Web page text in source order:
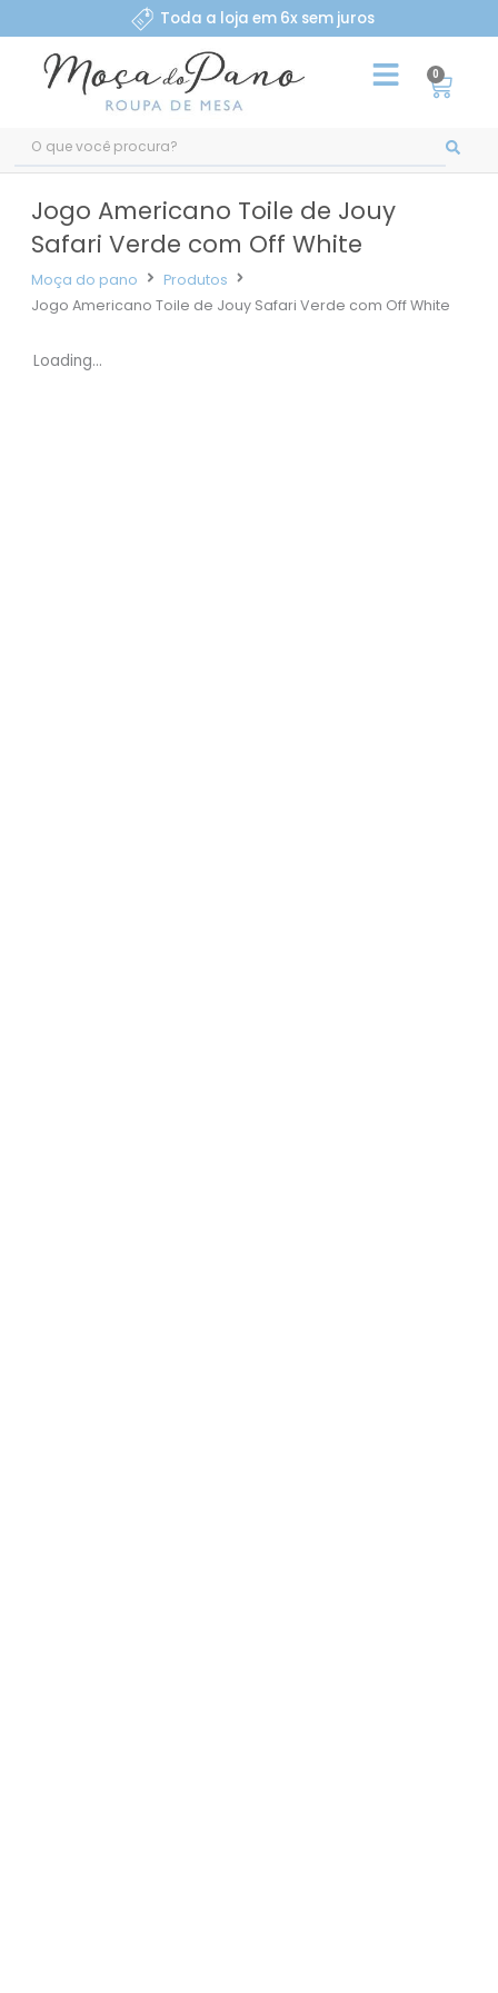
para
conteúdo
Toda a loja em 6x sem juros
0
Pesquisar
Jogo Americano Toile de Jouy
Safari Verde com Off White
Moça do pano
Produtos
Jogo Americano Toile de Jouy Safari Verde com Off White
Loading...